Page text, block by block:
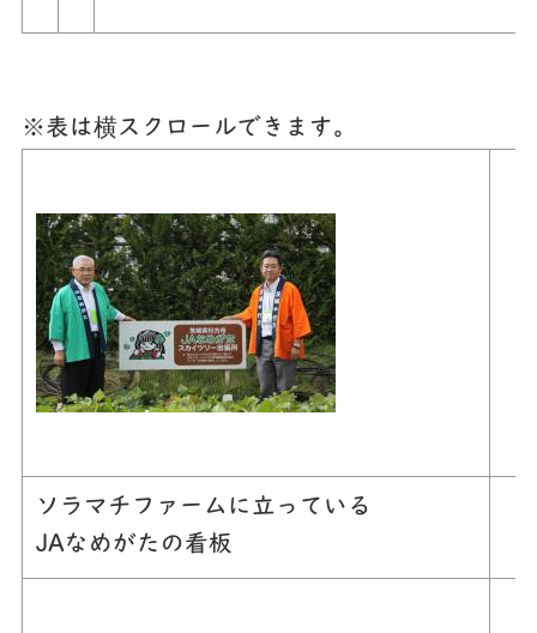
※表は横スクロールできます。
ソラマチファームに立っている
JAなめがたの看板